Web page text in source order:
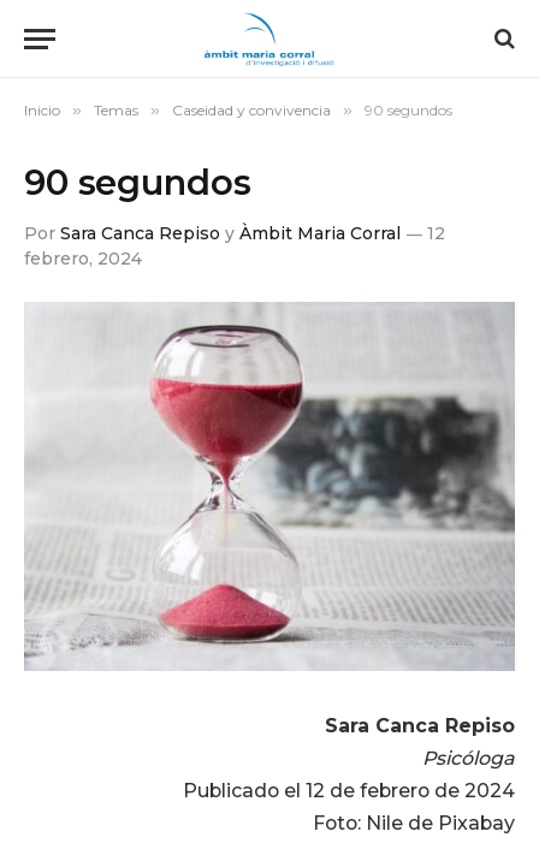
Inicio » Temas » Caseidad y convivencia » 90 segundos
90 segundos
Por Sara Canca Repiso y Àmbit Maria Corral
12
febrero, 2024
Sara Canca Repiso
Psicóloga
Publicado el 12 de febrero de 2024
Foto: Nile de Pixabay